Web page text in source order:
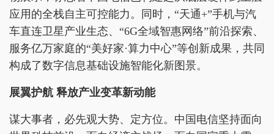
应用的全栈自主可控能力。同时，“天通+”手机与汽
车直连卫星产业生态、“6G全域智惠网络”前沿探索、
服务亿万家庭的“美好家·算力中心”等创新成果，共同
构成了数字信息基础设施智能化新图景。
展翼护航 释放产业变革新动能
谋大事者，必先观大势、定方位。中国电信坚持面向